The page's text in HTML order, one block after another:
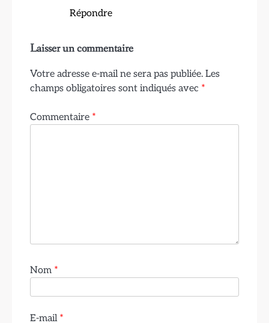
Répondre
Laisser un commentaire
Votre adresse e-mail ne sera pas publiée. Les
champs obligatoires sont indiqués avec *
Commentaire *
Nom *
E-mail *